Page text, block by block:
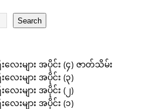
Search
ေးများ အပိုင်း (၄) ဇာတ်သိမ်း
ေးများ အပိုင်း (၃)
ေးများ အပိုင်း (၂)
ေးများ အပိုင်း (၁)